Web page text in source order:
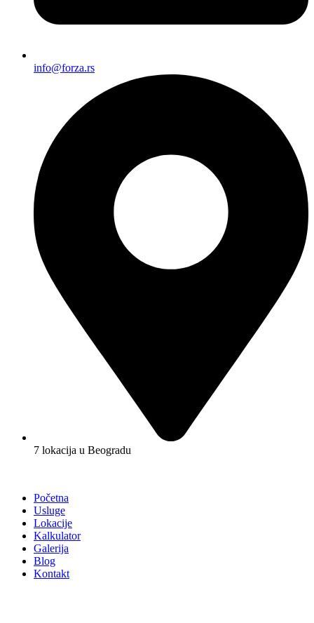
info@forza.rs
7 lokacija u Beogradu
Početna
Usluge
Lokacije
Kalkulator
Galerija
Blog
Kontakt